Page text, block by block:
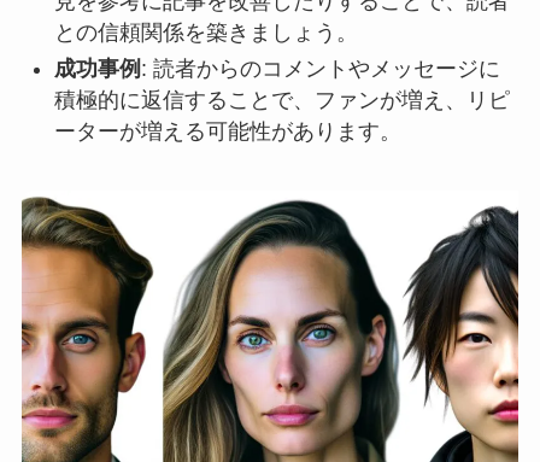
との信頼関係を築きましょう。
成功事例 : 読者からのコメントやメッセージに
積極的に返信することで、ファンが増え、リピ
ーターが増える可能性があります。